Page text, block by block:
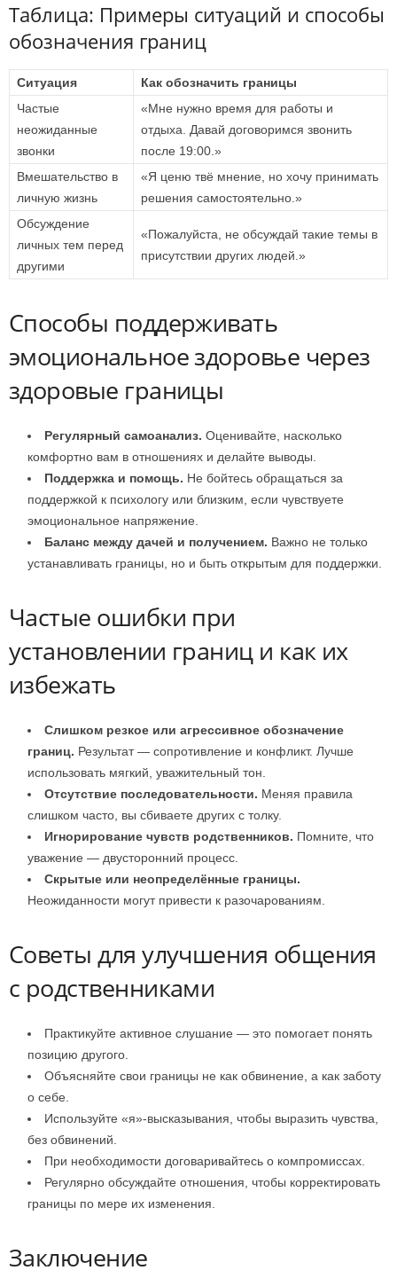
Таблица: Примеры ситуаций и способы
обозначения границ
Ситуация
Как обозначить границы
Частые
неожиданные
звонки
«Мне нужно время для работы и
отдыха. Давай договоримся звонить
после 19:00.»
Вмешательство в
личную жизнь
«Я ценю твё мнение, но хочу принимать
решения самостоятельно.»
Обсуждение
личных тем перед
другими
«Пожалуйста, не обсуждай такие темы в
присутствии других людей.»
Способы поддерживать
эмоциональное здоровье через
здоровые границы
Регулярный самоанализ. Оценивайте, насколько
комфортно вам в отношениях и делайте выводы.
Поддержка и помощь. Не бойтесь обращаться за
поддержкой к психологу или близким, если чувствуете
эмоциональное напряжение.
Баланс между дачей и получением. Важно не только
устанавливать границы, но и быть открытым для поддержки.
Частые ошибки при
установлении границ и как их
избежать
Слишком резкое или агрессивное обозначение
границ. Результат — сопротивление и конфликт. Лучше
использовать мягкий, уважительный тон.
Отсутствие последовательности. Меняя правила
слишком часто, вы сбиваете других с толку.
Игнорирование чувств родственников. Помните, что
уважение — двусторонний процесс.
Скрытые или неопределённые границы.
Неожиданности могут привести к разочарованиям.
Советы для улучшения общения
с родственниками
Практикуйте активное слушание — это помогает понять
позицию другого.
Объясняйте свои границы не как обвинение, а как заботу
о себе.
Используйте «я»-высказывания, чтобы выразить чувства,
без обвинений.
При необходимости договаривайтесь о компромиссах.
Регулярно обсуждайте отношения, чтобы корректировать
границы по мере их изменения.
Заключение